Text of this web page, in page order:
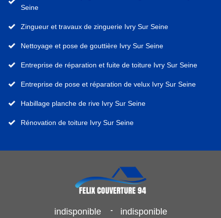
Seine
Zingueur et travaux de zinguerie Ivry Sur Seine
Nettoyage et pose de gouttière Ivry Sur Seine
Entreprise de réparation et fuite de toiture Ivry Sur Seine
Entreprise de pose et réparation de velux Ivry Sur Seine
Habillage planche de rive Ivry Sur Seine
Rénovation de toiture Ivry Sur Seine
indisponible - indisponible